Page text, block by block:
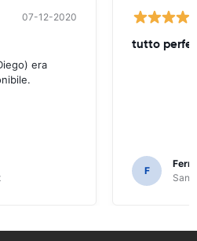
07-12-2020
era
tutto
F